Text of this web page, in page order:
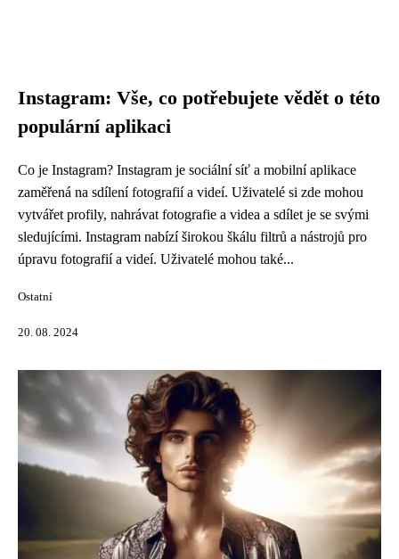
Instagram: Vše, co potřebujete vědět o této
populární aplikaci
Co je Instagram? Instagram je sociální síť a mobilní aplikace
zaměřená na sdílení fotografií a videí. Uživatelé si zde mohou
vytvářet profily, nahrávat fotografie a videa a sdílet je se svými
sledujícími. Instagram nabízí širokou škálu filtrů a nástrojů pro
úpravu fotografií a videí. Uživatelé mohou také...
Ostatní
20. 08. 2024